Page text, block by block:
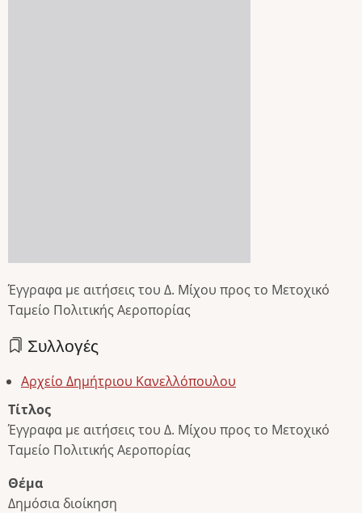
Έγγραφα με αιτήσεις του Δ. Μίχου προς το Μετοχικό
Ταμείο Πολιτικής Αεροπορίας
Συλλογές
Αρχείο Δημήτριου Κανελλόπουλου
Τίτλος
Έγγραφα με αιτήσεις του Δ. Μίχου προς το Μετοχικό
Ταμείο Πολιτικής Αεροπορίας
Θέμα
Δημόσια διοίκηση